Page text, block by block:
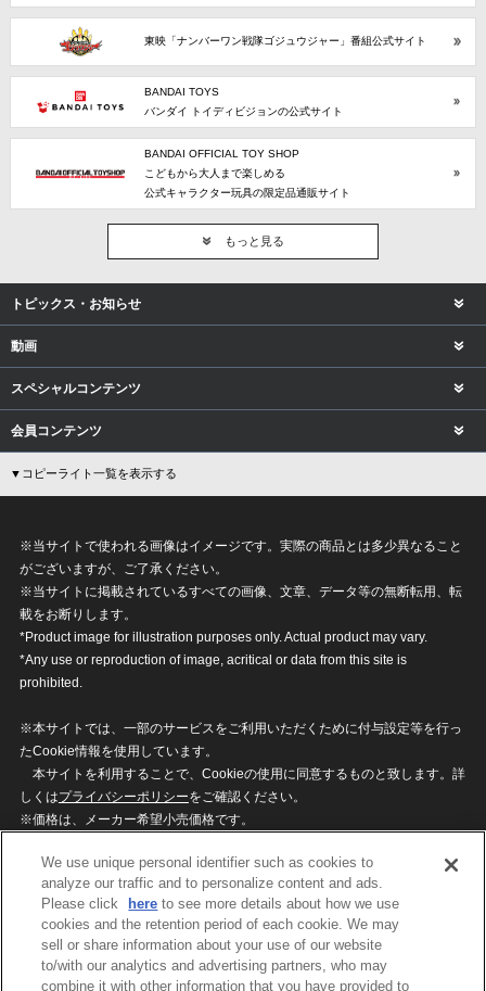
東映「ナンバーワン戦隊ゴジュウジャー」番組公式サイト
BANDAI TOYS
バンダイ トイディビジョンの公式サイト
BANDAI OFFICIAL TOY SHOP
こどもから大人まで楽しめる
公式キャラクター玩具の限定品通販サイト
もっと見る
トピックス・お知らせ
動画
スペシャルコンテンツ
会員コンテンツ
▼コピーライト一覧を表示する
※当サイトで使われる画像はイメージです。実際の商品とは多少異なること
がございますが、ご了承ください。
※当サイトに掲載されているすべての画像、文章、データ等の無断転用、転
載をお断りします。
*Product image for illustration purposes only. Actual product may vary.
*Any use or reproduction of image, acritical or data from this site is
prohibited.
※本サイトでは、一部のサービスをご利用いただくために付与設定等を行っ
たCookie情報を使用しています。
本サイトを利用することで、Cookieの使用に同意するものと致します。詳
しくはプライバシーポリシーをご確認ください。
※価格は、メーカー希望小売価格です。
ざいますのでご了承ください。
privacypolicy
Do Not Sell or Share My
Personal Information
ウェブサイトご利用条件
ソーシャルメディアポリシー
We use unique personal identifier such as cookies to
analyze our traffic and to personalize content and ads.
Please click
here to see more details about how we use
cookies and the retention period of each cookie. We may
sell or share information about your use of our website
to/with our analytics and advertising partners, who may
combine it with other information that you have provided to